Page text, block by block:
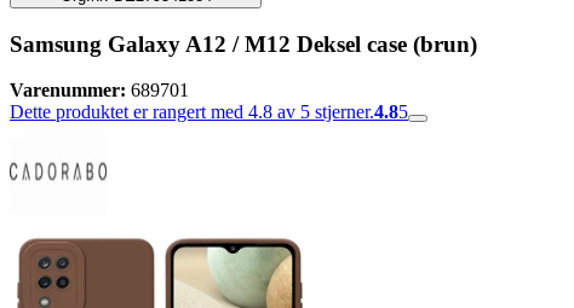
Samsung Galaxy A12 / M12 Deksel case (brun)
Varenummer: 689701
Dette produktet er rangert med 4.8 av 5 stjerner.4.85